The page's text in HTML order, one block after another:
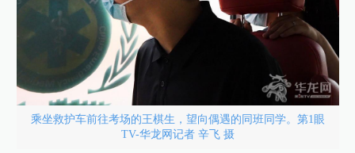
乘坐救护车前往考场的王棋生，望向偶遇的同班同学。第1眼
TV-华龙网记者 辛飞 摄